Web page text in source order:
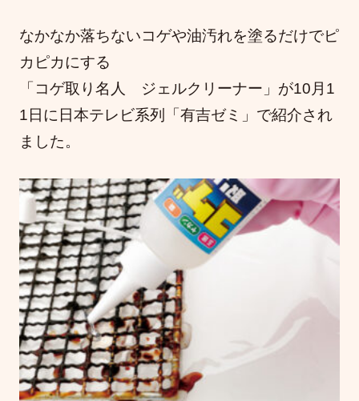
なかなか落ちないコゲや油汚れを塗るだけでピ
カピカにする
「コゲ取り名人 ジェルクリーナー」が10月1
1日に日本テレビ系列「有吉ゼミ」で紹介され
ました。